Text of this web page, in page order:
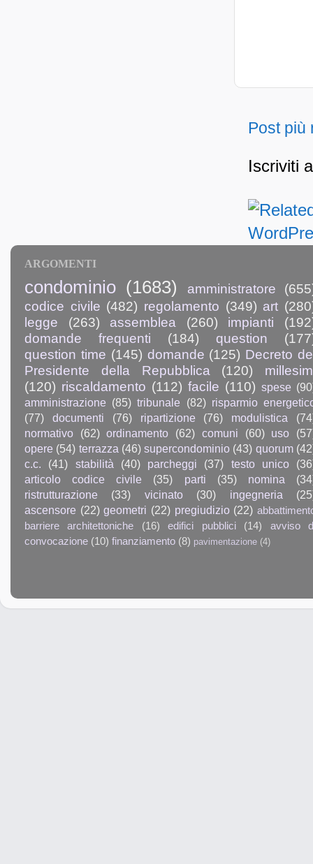
Post più
Iscriviti
ARGOMENTI
condominio (1683) amministratore
codice civile (482) regolamento (349) art
legge
(263) assemblea (260) impianti
domande frequenti
(184) question
question time (145) domande (125) Decreto
Presidente della Repubblica
(120)
(120) riscaldamento (112) facile (110) spese
amministrazione (85) tribunale (82) risparmio
(77)
documenti (76) ripartizione (76) modulistica
normativo
(62) ordinamento (62) comuni (60) uso
opere (54) terrazza (46) supercondominio (43) quorum
c.c.
(41) stabilità (40) parcheggi (37) testo unico
articolo codice civile
(35) parti (35) nomina
ristrutturazione
(33) vicinato (30) ingegneria
ascensore (22) geometri (22) pregiudizio (22)
barriere architettoniche
(16) edifici pubblici (14)
avviso
convocazione (10) finanziamento (8) pavimentazione (4)